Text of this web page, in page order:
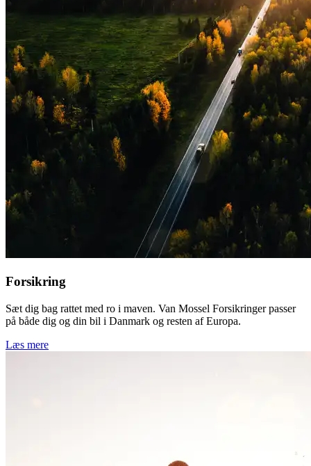
Forsikring
Sæt dig bag rattet med ro i maven. Van Mossel Forsikringer passer
på både dig og din bil i Danmark og resten af Europa.
Læs mere